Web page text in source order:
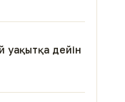
уақытқа дейін